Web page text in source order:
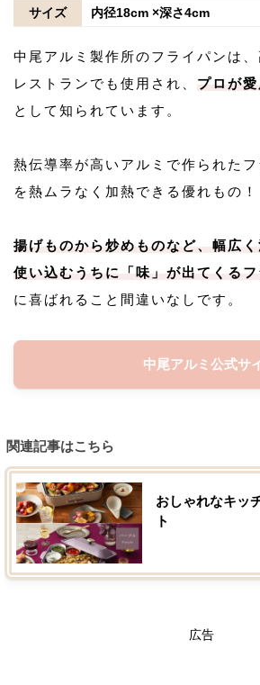
サイズ
内径18cm ×深さ4cm
中尾アルミ製作所のフライパンは
レストランでも使用され、 プロが
として知られています。
熱伝導率が高いアルミで作られた
を熱ムラなく加熱できる優れもの！
揚げものから炒めものなど、幅広く
使い込むうちに「味」が出てくる
に喜ばれること間違いなしです。
中尾アルミ公式サ
関連記事はこちら
おしゃれなキッ
ト
広告